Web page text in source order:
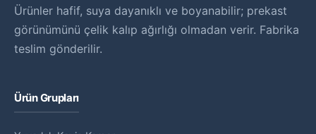
Ürünler hafif, suya dayanıklı ve boyanabilir; prekast
görünümünü çelik kalıp ağırlığı olmadan verir. Fabrika
teslim gönderilir.
Ürün Grupları